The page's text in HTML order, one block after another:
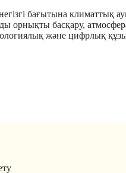
бағытына
орнықты басқару,
және цифрлық